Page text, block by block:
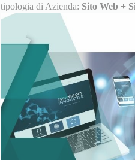
tipologia di Azienda: Sito Web +